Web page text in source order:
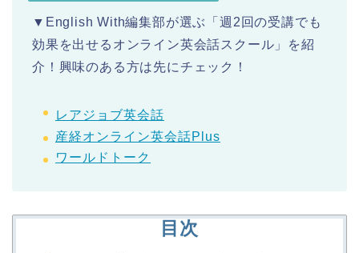
▼English With編集部が選ぶ「週2回の受講でも
効果を出せるオンライン英会話スクール」を紹
介！興味のある方は先にチェック！
レアジョブ英会話
産経オンライン英会話Plus
ワールドトーク
目次